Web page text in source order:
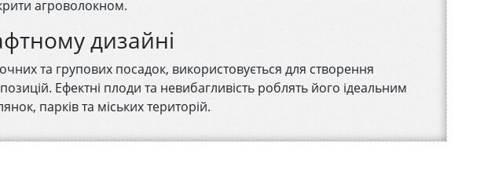
агроволокном.
дизайні
та групових посадок, використовується для створення
Ефектні плоди та невибагливість роблять його ідеальним
парків та міських територій.